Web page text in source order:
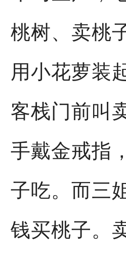
桃树、卖桃
用小花萝装
客栈门前叫
手戴金戒指
子吃。而三
钱买桃子。